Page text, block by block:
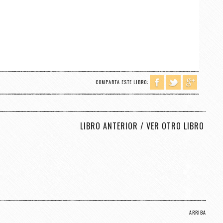
COMPARTA ESTE LIBRO:
LIBRO ANTERIOR/VER OTRO LIBRO
ARRIBA